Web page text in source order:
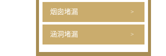
烟囱堵漏
涵洞堵漏